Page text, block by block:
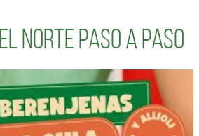
Norte paso a paso